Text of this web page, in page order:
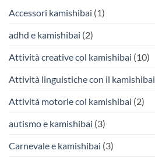
Accessori kamishibai (1)
adhd e kamishibai (2)
Attività creative col kamishibai (10)
Attività linguistiche con il kamishibai
Attività motorie col kamishibai (2)
autismo e kamishibai (3)
Carnevale e kamishibai (3)